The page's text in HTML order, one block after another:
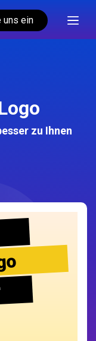
uns ein
zu Ihnen